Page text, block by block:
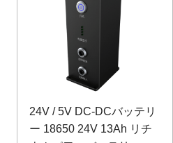
24V / 5V DC-DCバッテリ
ー 18650 24V 13Ah リチ